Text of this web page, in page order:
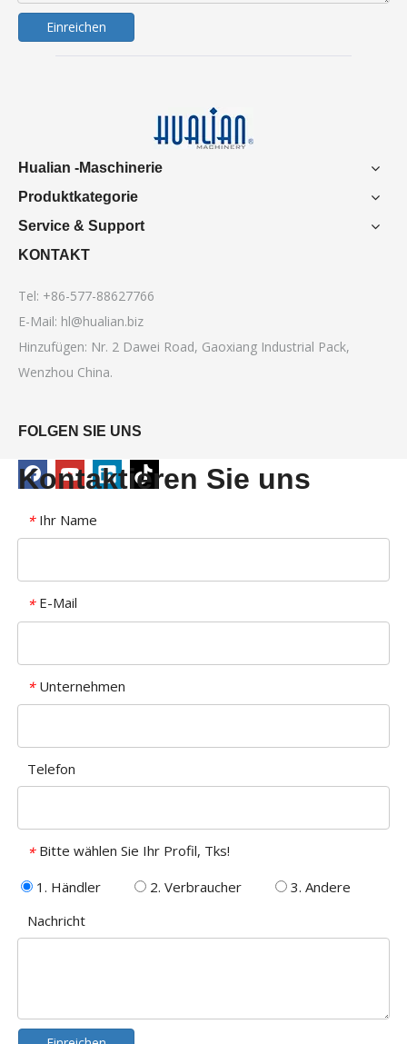
Einreichen
Hualian -Maschinerie
Produktkategorie
Service & Support
KONTAKT
Tel: +86-577-88627766
E-Mail: hl@hualian.biz
Hinzufügen: Nr. 2 Dawei Road, Gaoxiang Industrial Pack,
Wenzhou China.
FOLGEN SIE UNS
Kontaktieren Sie uns
* Ihr Name
* E-Mail
* Unternehmen
Telefon
* Bitte wählen Sie Ihr Profil, Tks!
1. Händler
2. Verbraucher
3. Andere
Nachricht